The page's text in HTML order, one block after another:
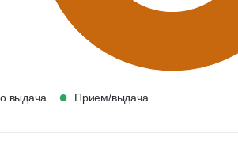
выдача ● Прием/выдача